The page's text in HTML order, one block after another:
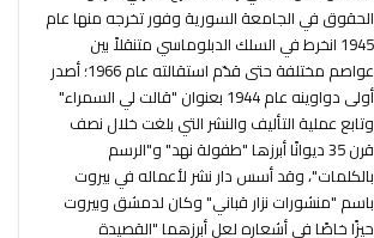
الحقوق في الجامعة السورية وفور تخرجه منها عام
1945 انخرط في السلك الدبلوماسي متنقلاً بين
عواصم مختلفة حتى قدّم استقالته عام 1966؛ أصدر
أولى دواوينه عام 1944 بعنوان "قالت لي السمراء"
وتابع عملية التأليف والنشر التي بلغت خلال نصف
قرن 35 ديوانًا أبرزها "طفولة نهد" و"الرسم
بالكلمات"، وقد أسس دار نشر لأعماله في بيروت
باسم "منشورات نزار قباني" وكان لدمشق وبيروت
حيزًا خاصًا في أشعاره لعل أبرزهما "القصيدة